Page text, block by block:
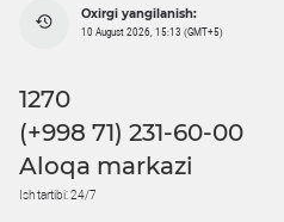
Oxirgi yangilanish:
10 August 2026, 15:13 (GMT+5)
1270
(+998 71) 231-60-00
Aloqa markazi
Ish tartibi: 24/7